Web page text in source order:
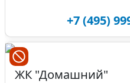
+7 (495)
ЖК "Домашний"